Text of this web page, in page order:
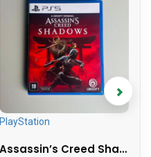
PlayStation
Assassin’s Creed Shadows PS5 - Japão Feudal com Ninja e S...